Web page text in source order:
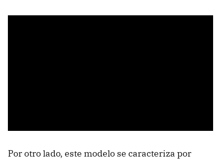
Por otro lado, este modelo se caracteriza por